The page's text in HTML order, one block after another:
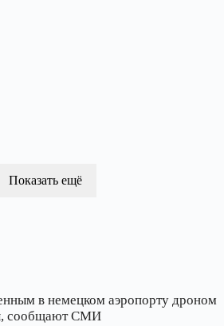
Показать ещё
в немецком аэропорту дроном
сообщают СМИ